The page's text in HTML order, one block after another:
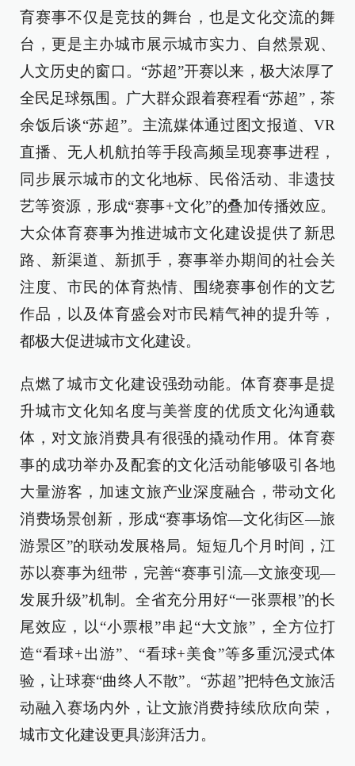
育赛事不仅是竞技的舞台，也是文化交流的舞
台，更是主办城市展示城市实力、自然景观、
人文历史的窗口。“苏超”开赛以来，极大浓厚了
全民足球氛围。广大群众跟着赛程看“苏超”，茶
余饭后谈“苏超”。主流媒体通过图文报道、VR
直播、无人机航拍等手段高频呈现赛事进程，
同步展示城市的文化地标、民俗活动、非遗技
艺等资源，形成“赛事+文化”的叠加传播效应。
大众体育赛事为推进城市文化建设提供了新思
路、新渠道、新抓手，赛事举办期间的社会关
注度、市民的体育热情、围绕赛事创作的文艺
作品，以及体育盛会对市民精气神的提升等，
都极大促进城市文化建设。
点燃了城市文化建设强劲动能。体育赛事是提
升城市文化知名度与美誉度的优质文化沟通载
体，对文旅消费具有很强的撬动作用。体育赛
事的成功举办及配套的文化活动能够吸引各地
大量游客，加速文旅产业深度融合，带动文化
消费场景创新，形成“赛事场馆—文化街区—旅
游景区”的联动发展格局。短短几个月时间，江
苏以赛事为纽带，完善“赛事引流—文旅变现—
发展升级”机制。全省充分用好“一张票根”的长
尾效应，以“小票根”串起“大文旅”，全方位打
造“看球+出游”、“看球+美食”等多重沉浸式体
验，让球赛“曲终人不散”。“苏超”把特色文旅活
动融入赛场内外，让文旅消费持续欣欣向荣，
城市文化建设更具澎湃活力。